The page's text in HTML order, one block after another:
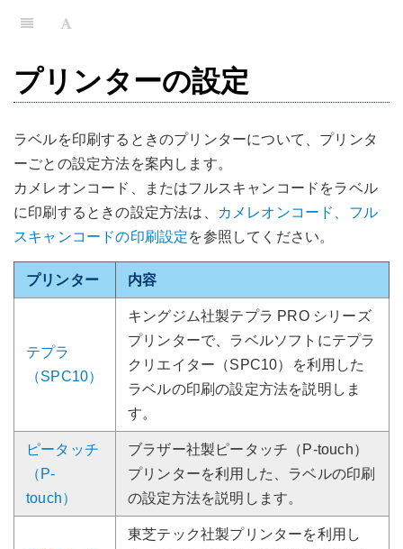
プリンターの設定
ラベルを印刷するときのプリンターについて、プリンタ
ーごとの設定方法を案内します。
カメレオンコード、またはフルスキャンコードをラベル
に印刷するときの設定方法は、
カメレオンコード、フル
スキャンコードの印刷設定を参照してください。
プリンター 内容
テプラ
（SPC10）
キングジム社製テプラ PRO シリーズ
プリンターで、ラベルソフトにテプラ
クリエイター（SPC10）を利用した
ラベルの印刷の設定方法を説明しま
す。
ピータッチ
（P-
touch）
ブラザー社製ピータッチ（P-touch）
プリンターを利用した、ラベルの印刷
の設定方法を説明します。
東芝テック社製プリンターを利用し